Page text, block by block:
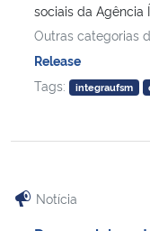
sociais da Agência
Outras categorias
Release
Tags:
integraufsm
Notícia